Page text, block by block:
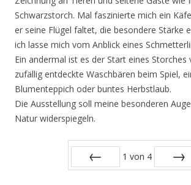
Schwarzstorch. Mal faszinierte mich ein
er seine Flügel faltet, die besondere Stärke
ich lasse mich vom Anblick eines
Ein andermal ist es der Start eines
zufällig entdeckte Waschbären beim Spiel,
Blumenteppich oder buntes Herbstlaub.
Die Ausstellung soll meine besonderen
Natur widerspiegeln.
1 von 4